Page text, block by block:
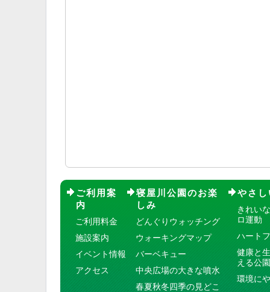
ご利用案
内
ご利用料金
施設案内
イベント情報
アクセス
寝屋川公園のお楽
しみ
どんぐりウォッチング
ウォーキングマップ
バーベキュー
中央広場の大きな噴水
春夏秋冬四季の見どこ
やさ
きれい
ロ運動
ハート
健康と
える公園
環境に